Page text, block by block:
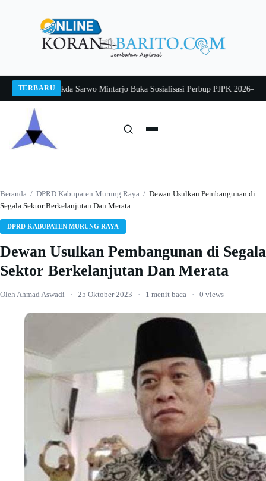
TERBARU
2026Pj Sekda Sarwo Mintarjo Buka Sosialisasi Perbup PJPK 2026–2030
Beranda / DPRD Kabupaten Murung Raya / Dewan Usulkan Pembangunan di
Segala Sektor Berkelanjutan Dan Merata
DPRD KABUPATEN MURUNG RAYA
Dewan Usulkan Pembangunan di Segala
Sektor Berkelanjutan Dan Merata
Oleh Ahmad Aswadi · 25 Oktober 2023 · 1 menit baca · 0 views